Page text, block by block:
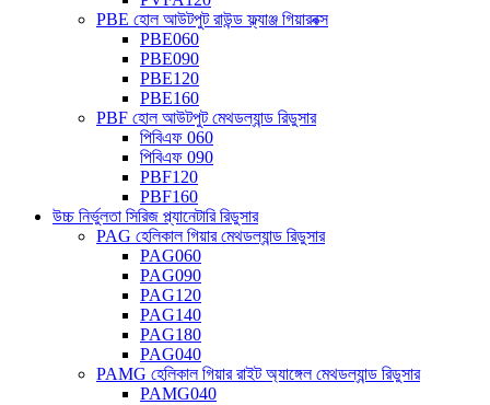
PBE হোল আউটপুট রাউন্ড ফ্ল্যাঞ্জ গিয়ারবক্স
PBE060
PBE090
PBE120
PBE160
PBF হোল আউটপুট মেথডল্যান্ড রিডুসার
পিবিএফ 060
পিবিএফ 090
PBF120
PBF160
উচ্চ নির্ভুলতা সিরিজ প্ল্যানেটারি রিডুসার
PAG হেলিকাল গিয়ার মেথডল্যান্ড রিডুসার
PAG060
PAG090
PAG120
PAG140
PAG180
PAG040
PAMG হেলিকাল গিয়ার রাইট অ্যাঙ্গেল মেথডল্যান্ড রিডুসার
PAMG040